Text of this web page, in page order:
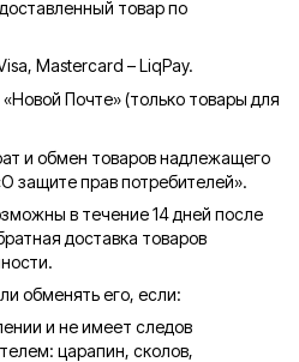
товар по
Mastercard – LiqPay.
Почте» (только товары для
и обмен товаров надлежащего
защите прав потребителей».
в течение 14 дней после
доставка товаров
обменять его, если:
и не имеет следов
царапин, сколов,